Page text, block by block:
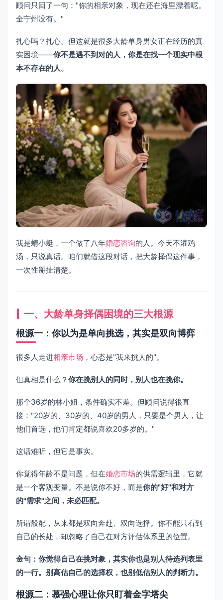
顾问只回了一句："你的相亲对象，现在还在海里漂着呢。
全宁州没有。"
扎心吗？扎心。但这就是很多大龄单身男女正在经历的真
实困境——你不是遇不到对的人，你是在找一个现实中根
本不存在的人。
我是蜻小蜓，一个做了八年婚恋咨询的人。今天不灌鸡
汤，只说真话。咱们就借这段对话，把大龄择偶这件事，
一次性掰扯清楚。
一、大龄单身择偶困境的三大根源
根源一：你以为是单向挑选，其实是双向博弈
很多人走进相亲市场 ，心态是"我来挑人的"。
但真相是什么？ 你在挑别人的同时，别人也在挑你。
那个36岁的林小姐，条件确实不差。但顾问说得很直
接："20岁的、30岁的、40岁的男人，只要是个男人，让
他们首选，他们肯定都说喜欢20多岁的。"
这话难听，但它是事实。
你觉得年龄不是问题，但在婚恋市场的供需逻辑里，它就
是一个客观变量。不是说你不好，而是你的"好"和对方
的"需求"之间，未必匹配。
所谓般配，从来都是双向奔赴、双向选择。你不能只看到
自己的长处，却忽略了自己在对方评估体系里的位置。
金句：你觉得自己在挑对象，其实你也是别人待选列表里
的一行。别高估自己的选择权，也别低估别人的判断力。
根源二：慕强心理让你只盯着金字塔尖